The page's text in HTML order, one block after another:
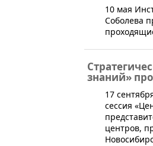
​10 мая
Соболева
знаний»
​17
сессия
центров,